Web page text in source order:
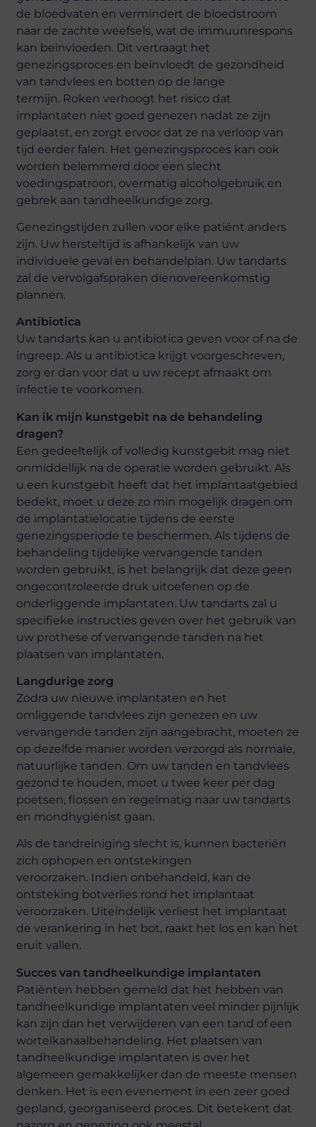
de bloedvaten en vermindert de bloedstroom
naar de zachte weefsels, wat de immuunrespons
kan beïnvloeden. Dit vertraagt het
genezingsproces en beïnvloedt de gezondheid
van tandvlees en botten op de lange
termijn. Roken verhoogt het risico dat
implantaten niet goed genezen nadat ze zijn
geplaatst, en zorgt ervoor dat ze na verloop van
tijd eerder falen. Het genezingsproces kan ook
worden belemmerd door een slecht
voedingspatroon, overmatig alcoholgebruik en
gebrek aan tandheelkundige zorg.
Genezingstijden zullen voor elke patiënt anders
zijn. Uw hersteltijd is afhankelijk van uw
individuele geval en behandelplan. Uw tandarts
zal de vervolgafspraken dienovereenkomstig
plannen.
Antibiotica
Uw tandarts kan u antibiotica geven voor of na de
ingreep. Als u antibiotica krijgt voorgeschreven,
zorg er dan voor dat u uw recept afmaakt om
infectie te voorkomen.
Kan ik mijn kunstgebit na de behandeling
dragen?
Een gedeeltelijk of volledig kunstgebit mag niet
onmiddellijk na de operatie worden gebruikt. Als
u een kunstgebit heeft dat het implantaatgebied
bedekt, moet u deze zo min mogelijk dragen om
de implantatielocatie tijdens de eerste
genezingsperiode te beschermen. Als tijdens de
behandeling tijdelijke vervangende tanden
worden gebruikt, is het belangrijk dat deze geen
ongecontroleerde druk uitoefenen op de
onderliggende implantaten. Uw tandarts zal u
specifieke instructies geven over het gebruik van
uw prothese of vervangende tanden na het
plaatsen van implantaten.
Langdurige zorg
Zodra uw nieuwe implantaten en het
omliggende tandvlees zijn genezen en uw
vervangende tanden zijn aangebracht, moeten ze
op dezelfde manier worden verzorgd als normale,
natuurlijke tanden. Om uw tanden en tandvlees
gezond te houden, moet u twee keer per dag
poetsen, flossen en regelmatig naar uw tandarts
en mondhygiënist gaan.
Als de tandreiniging slecht is, kunnen bacteriën
zich ophopen en ontstekingen
veroorzaken. Indien onbehandeld, kan de
ontsteking botverlies rond het implantaat
veroorzaken. Uiteindelijk verliest het implantaat
de verankering in het bot, raakt het los en kan het
eruit vallen.
Succes van tandheelkundige implantaten
Patiënten hebben gemeld dat het hebben van
tandheelkundige implantaten veel minder pijnlijk
kan zijn dan het verwijderen van een tand of een
wortelkanaalbehandeling. Het plaatsen van
tandheelkundige implantaten is over het
algemeen gemakkelijker dan de meeste mensen
denken. Het is een evenement in een zeer goed
gepland, georganiseerd proces. Dit betekent dat